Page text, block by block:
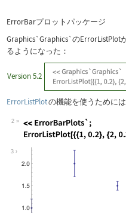
ErrorBarプロットパッケージ
Graphics`Graphics`のErrorListPlot
るようになった：
Version 5.2
ErrorListPlotの機能を使うためには
2
Wolfram Language code:
3